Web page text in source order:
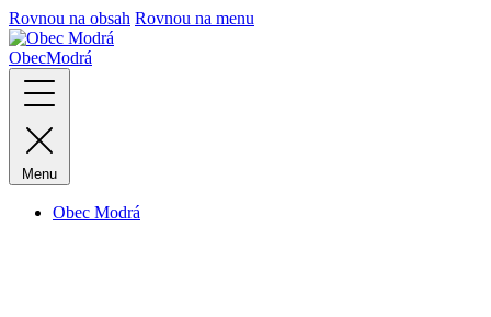
Rovnou na obsah Rovnou na menu
ObecModrá
Menu
Obec Modrá